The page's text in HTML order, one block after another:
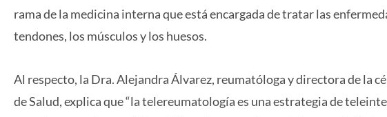
rama de la medicina interna que está encargada de tratar las
tendones, los músculos y los huesos.
Al respecto, la Dra. Alejandra Álvarez, reumatóloga y directora de la
de Salud, explica que “la telereumatología es una estrategia de